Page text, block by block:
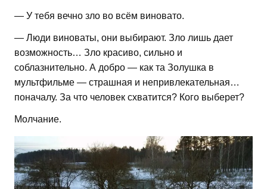
— У тебя вечно зло во всём виновато.
— Люди виноваты, они выбирают. Зло лишь дает
возможность… Зло красиво, сильно и
соблазнительно. А добро — как та Золушка в
мультфильме — страшная и непривлекательная…
поначалу. За что человек схватится? Кого выберет?
Молчание.